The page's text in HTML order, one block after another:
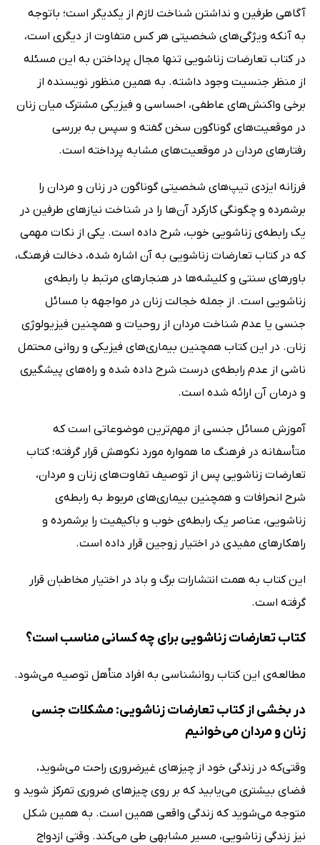
آگاهی طرفین و نداشتن شناخت لازم از یکدیگر است؛ باتوجه
به آنکه ویژگی‌های شخصیتی هر کس متفاوت از دیگری است،
در کتاب تعارضات زناشویی تنها مجال پرداختن به این مسئله
از منظر جنسیت وجود داشته. به همین منظور نویسنده از
برخی واکنش‌های عاطفی، احساسی و فیزیکی مشترک میان زنان
در موقعیت‌های گوناگون سخن گفته و سپس به بررسی
رفتارهای مردان در موقعیت‌های مشابه پرداخته است.
فرزانه ایزدی تیپ‌های شخصیتی گوناگون در زنان و مردان را
برشمرده و چگونگی کارکرد آن‌ها را در شناخت نیازهای طرفین در
یک رابطه‌ی زناشویی خوب، شرح داده است. یکی از نکات مهمی
که در کتاب تعارضات زناشویی به آن اشاره شده، دخالت فرهنگ،
باورهای سنتی و کلیشه‌ها در هنجارهای مرتبط با رابطه‌ی
زناشویی است. از جمله خجالت زنان در مواجهه با مسائل
جنسی یا عدم شناخت مردان از روحیات و همچنین فیزیولوژی
زنان. در این کتاب همچنین بیماری‌های فیزیکی و روانی محتمل
ناشی از عدم رابطه‌ی درست شرح داده شده و راه‌های پیشگیری
و درمان آن ارائه شده است.
آموزش مسائل جنسی از مهم‌ترین موضوعاتی است که
متأسفانه در فرهنگ ما همواره مورد نکوهش قرار گرفته؛ کتاب
تعارضات زناشویی پس از توصیف تفاوت‌های زنان و مردان،
شرح انحرافات و همچنین بیماری‌های مربوط به رابطه‌ی
زناشویی، عناصر یک رابطه‌ی خوب و باکیفیت را برشمرده و
راهکارهای مفیدی در اختیار زوجین قرار داده است.
این کتاب به همت انتشارات برگ و باد در اختیار مخاطبان قرار
گرفته است.
کتاب تعارضات زناشویی برای چه کسانی مناسب است؟
مطالعه‌ی این کتاب روانشناسی به افراد متأهل توصیه می‌شود.
در بخشی از کتاب تعارضات زناشویی: مشکلات جنسی
زنان و مردان می‌خوانیم
وقتی‌که در زندگی خود از چیزهای غیرضروری راحت می‌شوید،
فضای بیشتری می‌یابید که بر روی چیزهای ضروری تمرکز شوید و
متوجه می‌شوید که زندگی واقعی همین است. به همین شکل
نیز زندگی زناشویی، مسیر مشابهی طی می‌کند. وقتی ازدواج